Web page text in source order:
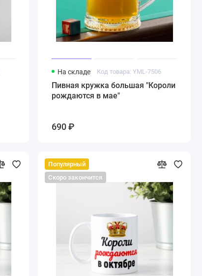
На складе Код товара: YML-7506
Пивная кружка большая "Короли
рождаются в мае"
690 ₽
Популярный
Скоро закончится